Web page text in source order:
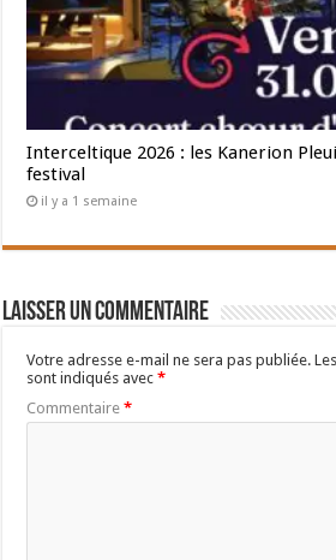
Interceltique 2026 : les Kanerion
festival
il y a 1 semaine
Laisser un commentaire
Votre adresse e-mail ne sera pas publiée.
sont indiqués avec*
Commentaire*